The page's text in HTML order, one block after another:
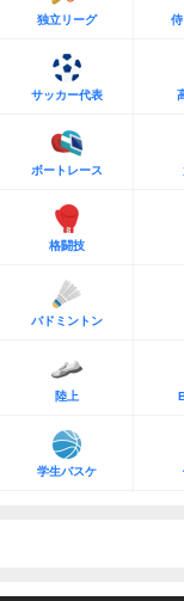
独立リーグ
サッカー代表
ボートレース
格闘技
バドミントン
陸上
学生バスケ